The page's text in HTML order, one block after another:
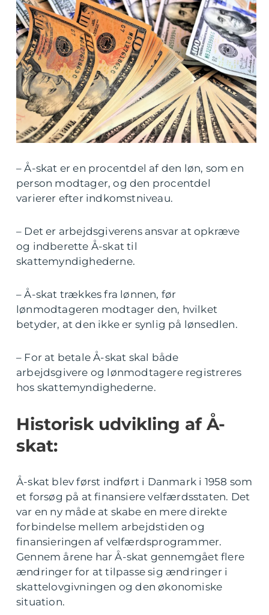
– Å-skat er en procentdel af den løn, som en
person modtager, og den procentdel
varierer efter indkomstniveau.
– Det er arbejdsgiverens ansvar at opkræve
og indberette Å-skat til
skattemyndighederne.
– Å-skat trækkes fra lønnen, før
lønmodtageren modtager den, hvilket
betyder, at den ikke er synlig på lønsedlen.
– For at betale Å-skat skal både
arbejdsgivere og lønmodtagere registreres
hos skattemyndighederne.
Historisk udvikling af Å-
skat:
Å-skat blev først indført i Danmark i 1958 som
et forsøg på at finansiere velfærdsstaten. Det
var en ny måde at skabe en mere direkte
forbindelse mellem arbejdstiden og
finansieringen af velfærdsprogrammer.
Gennem årene har Å-skat gennemgået flere
ændringer for at tilpasse sig ændringer i
skattelovgivningen og den økonomiske
situation.